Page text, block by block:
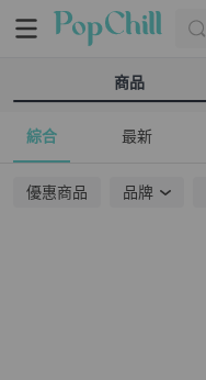
商品
綜合 最新
優惠商品 品牌